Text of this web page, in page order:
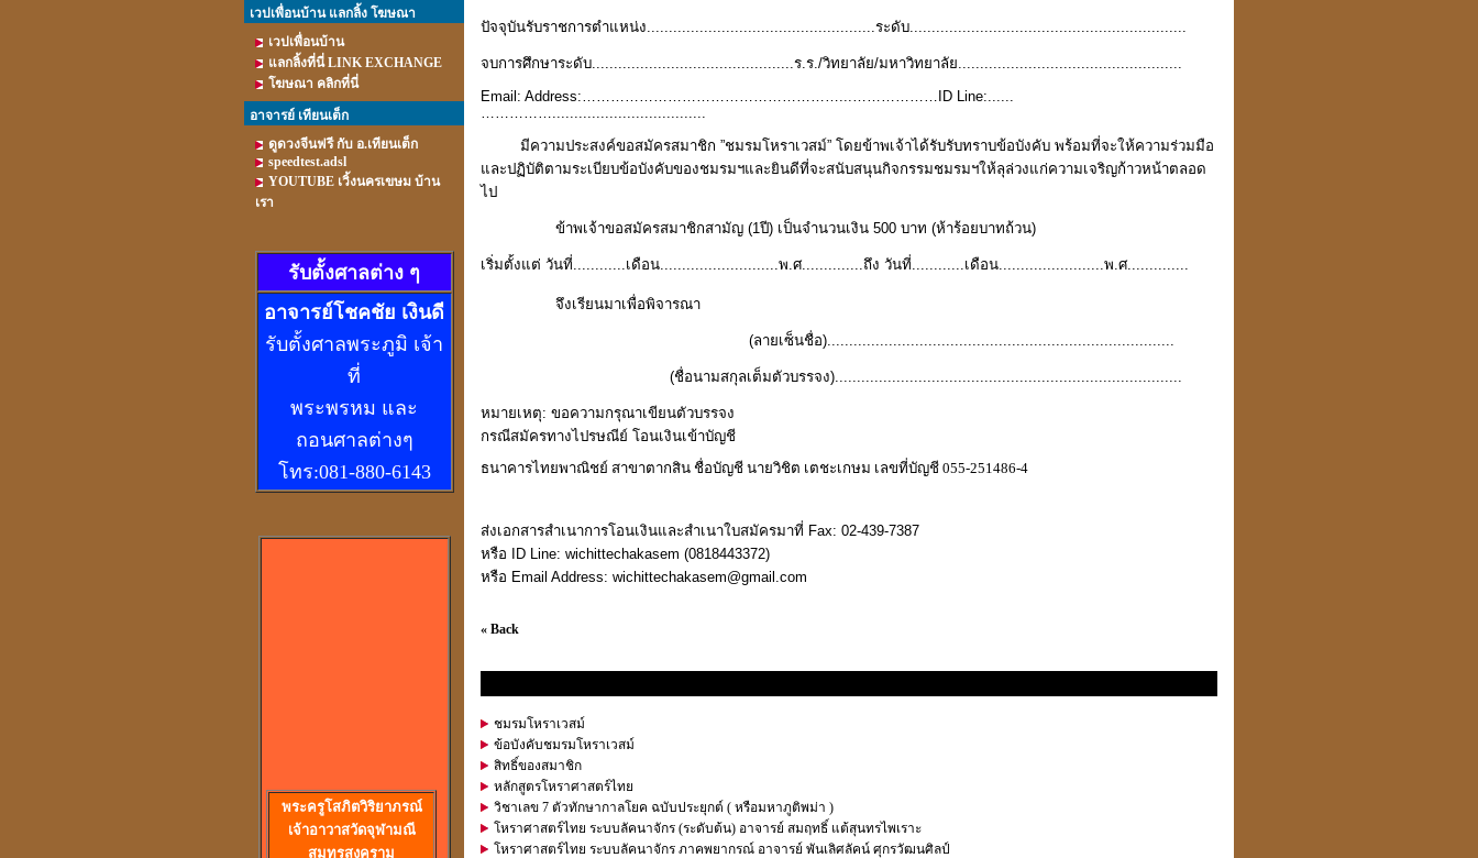
เวปเพื่อนบ้าน แลกลิ้ง โฆษณา
เวปเพื่อนบ้าน
แลกลิ้งที่นี่ LINK EXCHANGE
โฆษณา คลิกที่นี่
อาจารย์ เทียนเต็ก
ดูดวงจีนฟรี กับ อ.เทียนเต็ก
speedtest.adsl
YOUTUBE เวิ้งนครเขษม บ้าน
เรา
รับตั้งศาลต่าง ๆ
อาจารย์โชคชัย เงินดี
รับตั้งศาลพระภูมิ เจ้า
ที่
พระพรหม และ
ถอนศาลต่างๆ
โทร:081-880-6143
พระครูโสภิตวิริยาภรณ์
เจ้าอาวาสวัดจุฬามณี
สมุทรสงคราม
ปัจจุบันรับราชการตำแหน่ง....................................................ระดับ...............................................................
จบการศึกษาระดับ..............................................ร.ร./วิทยาลัย/มหาวิทยาลัย...................................................
Email: Address:………………………………………………...………………ID Line:......
……………...................................
มีความประสงค์ขอสมัครสมาชิก ”ชมรมโหราเวสม์” โดยข้าพเจ้าได้รับรับทราบข้อบังคับ พร้อมที่จะให้ความร่วมมือ
และปฏิบัติตามระเบียบข้อบังคับของชมรมฯและยินดีที่จะสนับสนุนกิจกรรมชมรมฯให้ลุล่วงแก่ความเจริญก้าวหน้าตลอด
ไป
ข้าพเจ้าขอสมัครสมาชิกสามัญ (1ปี) เป็นจำนวนเงิน 500 บาท (ห้าร้อยบาทถ้วน)
เริ่มตั้งแต่ วันที่............เดือน...........................พ.ศ..............ถึง วันที่............เดือน........................พ.ศ..............
จึงเรียนมาเพื่อพิจารณา
(ลายเซ็นชื่อ)...............................................................................
(ชื่อนามสกุลเต็มตัวบรรจง)...............................................................................
หมายเหตุ: ขอความกรุณาเขียนตัวบรรจง
กรณีสมัครทางไปรษณีย์ โอนเงินเข้าบัญชี
ธนาคารไทยพาณิชย์ สาขาตากสิน ชื่อบัญชี นายวิชิต เตชะเกษม เลขที่บัญชี 055-251486-4
ส่งเอกสารสำเนาการโอนเงินและสำเนาใบสมัครมาที่ Fax: 02-439-7387
หรือ
ID Line: wichittechakasem (0818443372)
หรือ Email Address: wichittechakasem@gmail.com
« Back
ชมรมโหราเวสม์
ข้อบังคับชมรมโหราเวสม์
สิทธิ์ของสมาชิก
หลักสูตรโหราศาสตร์ไทย
วิชาเลข 7 ตัวทักษากาลโยค ฉบับประยุกต์ ( หรือมหาภูติพม่า )
โหราศาสตร์ไทย ระบบลัคนาจักร (ระดับต้น) อาจารย์ สมฤทธิ์ แต้สุนทรไพเราะ
โหราศาสตร์ไทย ระบบลัคนาจักร ภาคพยากรณ์ อาจารย์ พันเลิศลัคน์ ศุกรวัฒนศิลป์